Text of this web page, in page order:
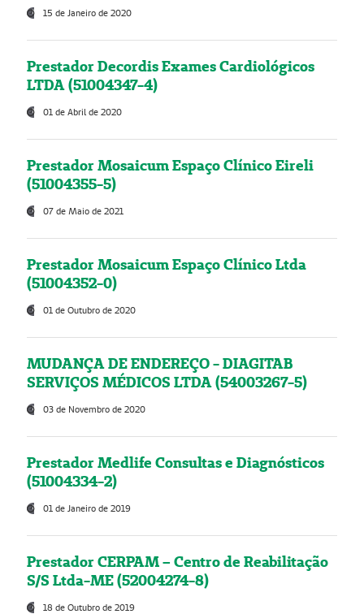
15 de Janeiro de 2020
Prestador Decordis Exames Cardiológicos
LTDA (51004347-4)
01 de Abril de 2020
Prestador Mosaicum Espaço Clínico Eireli
(51004355-5)
07 de Maio de 2021
Prestador Mosaicum Espaço Clínico Ltda
(51004352-0)
01 de Outubro de 2020
MUDANÇA DE ENDEREÇO - DIAGITAB
SERVIÇOS MÉDICOS LTDA (54003267-5)
03 de Novembro de 2020
Prestador Medlife Consultas e Diagnósticos
(51004334-2)
01 de Janeiro de 2019
Prestador CERPAM – Centro de Reabilitação
S/S Ltda-ME (52004274-8)
18 de Outubro de 2019